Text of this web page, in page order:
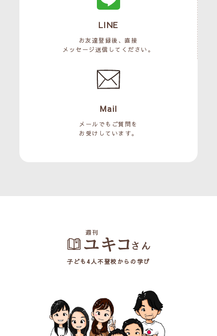
LINE
お友達登録後、直接
メッセージ送信してください。
Mail
メールでもご質問を
お受けしています。
子ども4人不登校からの学び